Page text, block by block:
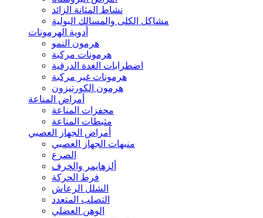
نشاط المثانة الزائد
مشاكل الكلى والمسالك البولية
أدوية الهرمونات
هرمون النمو
هرمونات مركبة
اضطرابات الغدة الدرقية
هرمونات غير مركبة
هرمون الكورتيزون
أمراض المناعة
محفزات المناعة
مثبطات المناعة
أمراض الجهاز العصبي
منبهات الجهاز العصبي
الصرع
ألزهايمر والخرف
فرط الحركة
الشلل الرعاش
التصلب المتعدد
الوهن العضلي